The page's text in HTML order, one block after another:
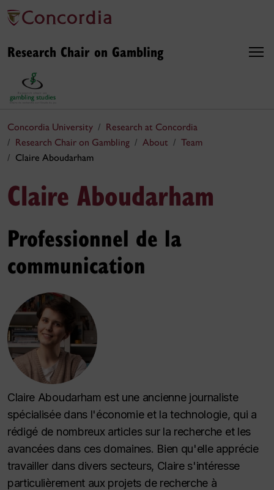
Research Chair on Gambling
Concordia University
Research at Concordia
Research Chair on Gambling
About
Team
Claire Aboudarham
Claire Aboudarham
Professionnel de la
communication
Claire Aboudarham est une ancienne journaliste
spécialisée dans l'économie et la technologie, qui a
rédigé de nombreux articles sur la recherche et les
avancées dans ces domaines. Bien qu'elle apprécie
travailler dans divers secteurs, Claire s'intéresse
particulièrement aux projets de recherche à